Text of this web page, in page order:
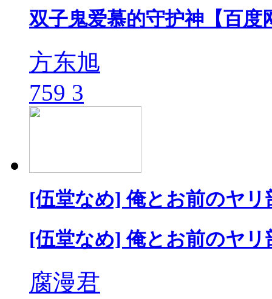
双子鬼爱慕的守护神【百度
方东旭
759 3
[伍堂なめ] 俺とお前のヤリ
[伍堂なめ] 俺とお前のヤリ
腐漫君